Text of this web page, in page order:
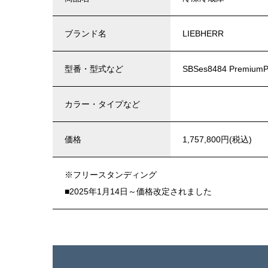
ブランド名 LIEBHERR
型番・型式など SBSes8484
カラー・タイプなど
価格 1,757,800円(税込)
※フリースタンディング
■2025年1月14日～価格改定されました